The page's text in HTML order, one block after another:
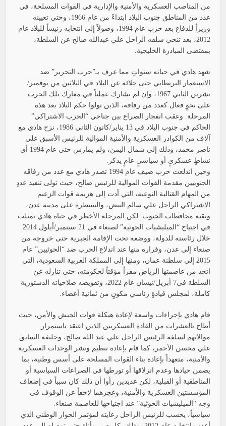
من المناصب العسكرية والأمنية والإدارية في القوات المسلحة، في
عدد من المناطق جنوب البلاد ابتداءً من عام 1966، وحتى تعيينه
وزيراً للدفاع بعد حرب عام 1994، وصولاً إلى انتخابه رئيساً للبلاد عام
2012، بعد تنحي سلفه الراحل علي عبدالله صالح عن السلطة،
بمقتضى المبادرة الخليجية.
شهد هادي في حياته سنواتٍ مما عرف بـ”حرب التحرير” ضد
الاستعمار البريطاني حتى جلائه عن البلاد في الثلاثين من نوفمبر/
تشرين الثاني 1967، وإن لم يشارك عملياً في معارك تلك الحرب
على نحوٍ فعال كعدد من رفاقه، الذين تولوا حكم البلاد بعد هذه
المرحلة. وعقب انفجار الصراع بين جناحي “الحزب الاشتراكي”
الحاكم في جنوب البلاد في 13 يناير/كانون الثاني 1986، نزح هادي مع
آلاف من الكوادر العسكرية والأمنية الموالية للرئيس الأسبق علي
ناصر محمد، وذلك إلى شمال اليمن، ولم يمارس حتى عام 1994 أي
نشاطٍ عسكريٍ أو سياسيٍ عامٍ يذكر.
وحين اندلعت حرب صيف عام 1994 تصدر هادي مع عدد من رفاقه
الجنوبيين مقدمة القوات الموالية للرئيس صالح، حيث تولى تنفيذ عددٍ
من المهام القتالية النوعية، التي أدت إلى هزيمة قوات الزعيم
الاشتراكي الراحل علي سالم البيض، والسيطرة على مدينة عدن،
وبقية محافظات الجنوب. لكن المرحلة الأخطر في حياة هادي تمثلت
في اجتياح “الميليشيات الحوثية” لصنعاء في 21 سبتمبر/أيلول 2014
خلال رئاسته للدولة، ووضعه تحت الإقامة الجبرية حتى خروجه من
صنعاء إلى عدن، وفراره منها عند اندلاع الحرب ضد “الحوثيين” عام
2015 إلى سلطنة عمان، ومنها إلى المملكة العربية السعودية، التي
اتخذ من عاصمتها الرياض مقراً مؤقتاً لحكومته، حتى تنازله عن
السلطة في7 أبريل/نيسان عام 2022، وتفويضه صلاحياته الدستورية
كاملة، لمجلس قيادةٍ رئاسي مكونٍ من ثمانية أعضاء.
قام هادي بإجراءات واسعة لإعادة هيكلة قوات الجيش والأمن، حيث
أطاح بالعشرات من القادة العسكريين الذين اعتقد باستمرار
موالاتهم لسلفه الرئيس الراحل علي عبد الله صالح، وحليفه السابق
علي محسن الأحمر، كما قام بإعادة تنظيم ونشر الوحدات العسكرية
والأمنية، متعهداً بإعادة بناء القوات المسلحة على أسس وطنية، بما
يضمن حيادها وعدم انزلاقها أو تورطها في الصراعات السياسية أو
المناطقية أو القبلية، لكن عديدين رأوا أن ذلك كان سبباً في إضعاف
المؤسستين العسكرية والأمنية، وعجزهما لاحقاً عن الوقوف في
وجه “الميليشيات الحوثية” عند اجتياحها للعاصمة صنعاء.
سياسياً، يحسب للرئيس الراحل رعايته لمؤتمر الحوار الوطني الذي